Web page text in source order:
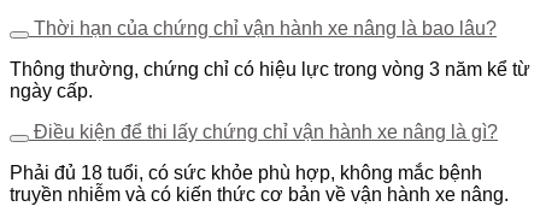
Thời hạn của chứng chỉ vận hành xe nâng là bao lâu?
Thông thường, chứng chỉ có hiệu lực trong vòng 3 năm kể từ
ngày cấp.
Điều kiện để thi lấy chứng chỉ vận hành xe nâng là gì?
Phải đủ 18 tuổi, có sức khỏe phù hợp, không mắc bệnh
truyền nhiễm và có kiến thức cơ bản về vận hành xe nâng.